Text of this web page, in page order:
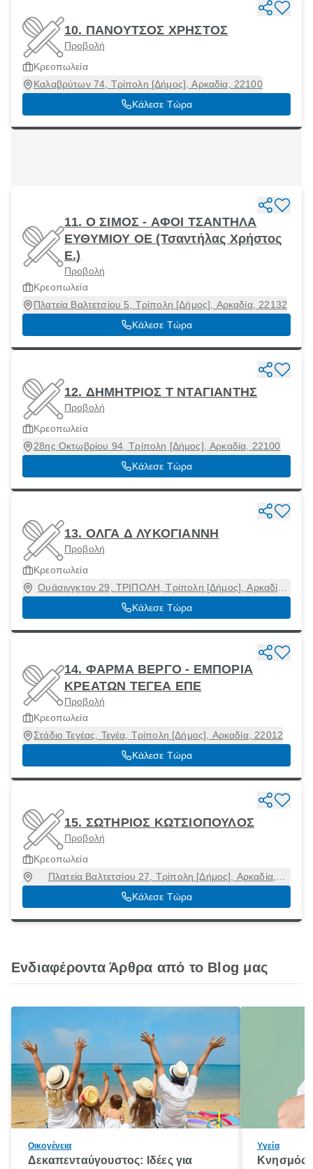
10. ΠΑΝΟΥΤΣΟΣ ΧΡΗΣΤΟΣ
Προβολή
Κρεοπωλεία
Καλαβρύτων 74, Τρίπολη [Δήμος], Αρκαδία, 22100
Κάλεσε Τώρα
11. Ο ΣΙΜΟΣ - ΑΦΟΙ ΤΣΑΝΤΗΛΑ
ΕΥΘΥΜΙΟΥ ΟΕ (Τσαντήλας Χρήστος
Ε.)
Προβολή
Κρεοπωλεία
Πλατεία Βαλτετσίου 5, Τρίπολη [Δήμος], Αρκαδία, 22132
Κάλεσε Τώρα
12. ΔΗΜΗΤΡΙΟΣ Τ ΝΤΑΓΙΑΝΤΗΣ
Προβολή
Κρεοπωλεία
28ης Οκτωβρίου 94, Τρίπολη [Δήμος], Αρκαδία, 22100
Κάλεσε Τώρα
13. ΟΛΓΑ Δ ΛΥΚΟΓΙΑΝΝΗ
Προβολή
Κρεοπωλεία
Ουάσινγκτον 29, ΤΡΙΠΟΛΗ, Τρίπολη [Δήμος], Αρκαδία,
22100
Κάλεσε Τώρα
14. ΦΑΡΜΑ ΒΕΡΓΟ - ΕΜΠΟΡΙΑ
ΚΡΕΑΤΩΝ ΤΕΓΕΑ ΕΠΕ
Προβολή
Κρεοπωλεία
Στάδιο Τεγέας, Τεγέα, Τρίπολη [Δήμος], Αρκαδία, 22012
Κάλεσε Τώρα
15. ΣΩΤΗΡΙΟΣ ΚΩΤΣΙΟΠΟΥΛΟΣ
Προβολή
Κρεοπωλεία
Πλατεία Βαλτετσίου 27, Τρίπολη [Δήμος], Αρκαδία,
22100
Κάλεσε Τώρα
Ενδιαφέροντα Άρθρα από το Blog μας
Οικογένεια
Δεκαπενταύγουστος: Ιδέες για
Υγεία
Κνησμός: